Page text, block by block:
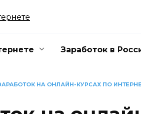
Заработок в
НА ОНЛАЙН-КУРСАХ ПО